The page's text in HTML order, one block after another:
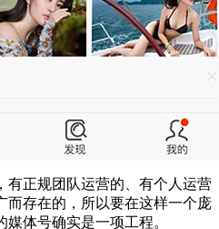
有正规团队运营的、有个人运营
而存在的，所以要在这样一个庞
体号确实是一项工程。